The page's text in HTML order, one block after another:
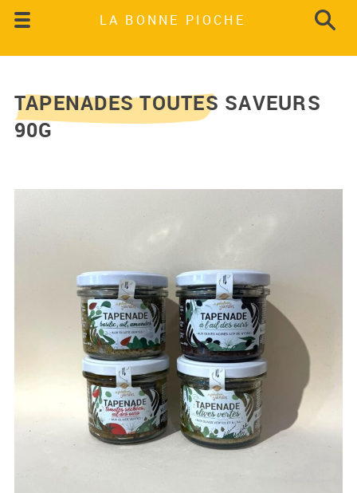
LA BONNE PIOCHE
TAPENADES TOUTES SAVEURS
90G